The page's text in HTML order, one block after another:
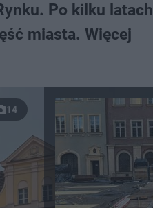
Po kilku latach
miasta. Więcej
14